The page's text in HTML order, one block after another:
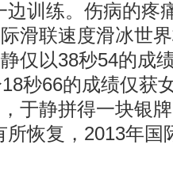
边训练。伤病的疼
滑联速度滑冰世
仅以38秒54的成
秒66的成绩仅获
于静拼得一块银
恢复，2013年国